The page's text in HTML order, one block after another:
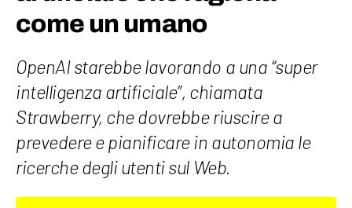
come un umano
OpenAI starebbe lavorando a una “super
intelligenza artificiale”, chiamata
Strawberry, che dovrebbe riuscire a
prevedere e pianificare in autonomia le
ricerche degli utenti sul Web.